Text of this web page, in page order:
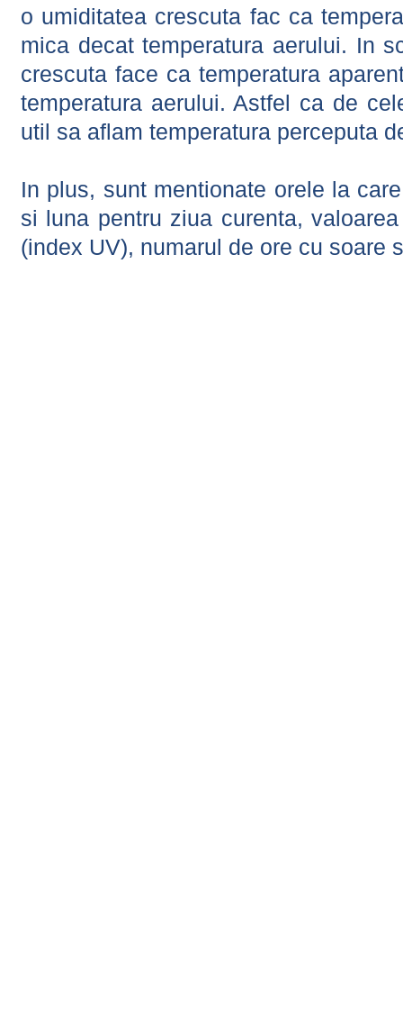
o umiditatea crescuta fac ca
mica decat temperatura aerului. In
crescuta face ca temperatura
temperatura aerului. Astfel ca de
util sa aflam temperatura perceputa
In plus, sunt mentionate orele la
si luna pentru ziua curenta,
(index UV), numarul de ore cu soare